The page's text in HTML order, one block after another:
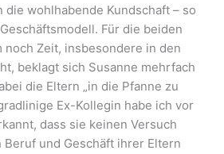
die wohlhabende Kundschaft – so
Für die beiden
noch Zeit, insbesondere in den
beklagt sich Susanne mehrfach
die Eltern „in die Pfanne zu
Ex-Kollegin habe ich vor
dass sie keinen Versuch
und Geschäft ihrer Eltern